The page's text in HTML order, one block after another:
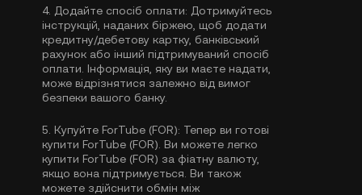
4. Додайте спосіб оплати: Дотримуйтесь
інструкцій, наданих біржею, щоб додати
кредитну/дебетову картку, банківський
рахунок або інший підтримуваний спосіб
оплати. Інформація, яку ви маєте надати,
може відрізнятися залежно від вимог
безпеки вашого банку.
5. Купуйте ForTube (FOR): Тепер ви готові
купити ForTube (FOR). Ви можете легко
купити ForTube (FOR) за фіатну валюту,
якщо вона підтримується. Ви також
можете здійснити обмін між